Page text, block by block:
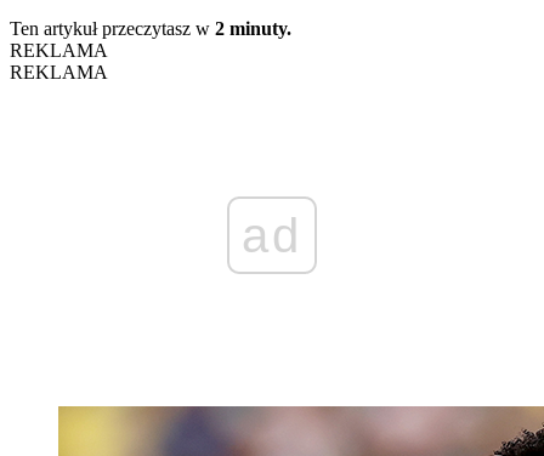
Ten artykuł przeczytasz w 2 minuty.
REKLAMA
REKLAMA
ad